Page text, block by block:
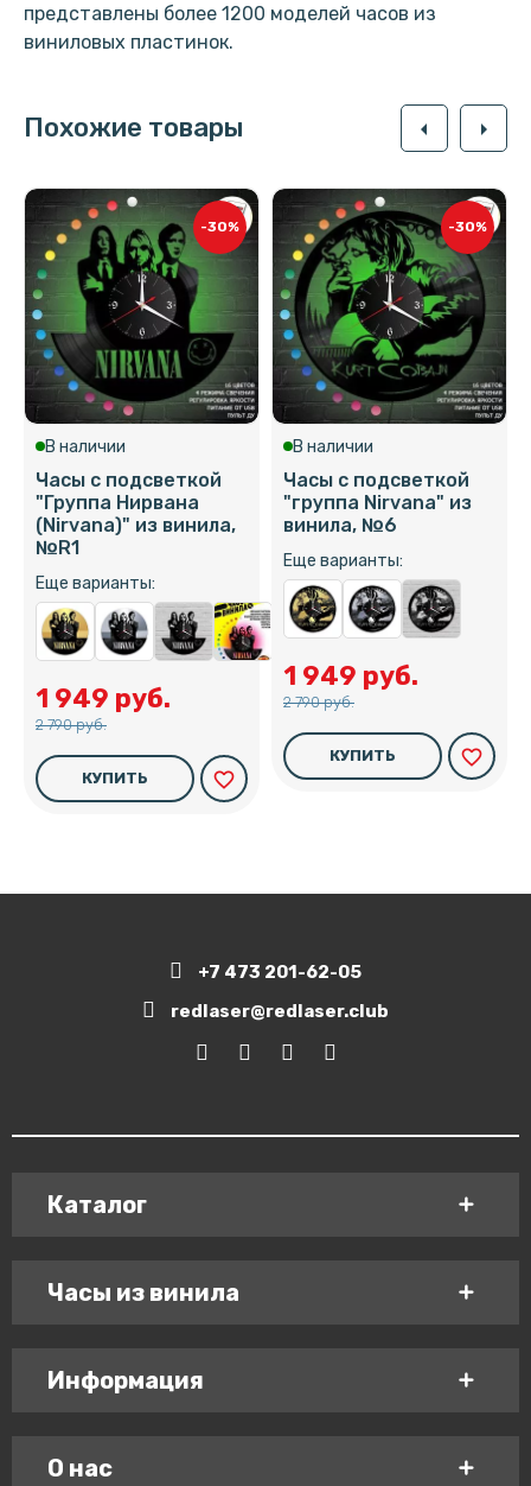
представлены более 1200 моделей часов из
виниловых пластинок.
Похожие товары arrow_left arrow_right
-30%
В наличии
Часы с подсветкой
"Группа Нирвана
(Nirvana)" из винила,
№R1
Еще варианты:
1 949 руб.
2 790 руб.
КУПИТЬ favorite_border
-30%
В наличии
Часы с подсветкой
"группа Nirvana" из
винила, №6
Еще варианты:
1 949 руб.
2 790 руб.
КУПИТЬ favorite_border
+7 473 201-62-05
redlaser@redlaser.club
Каталог
Часы из винила
Информация
О нас